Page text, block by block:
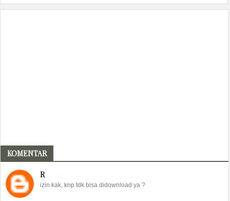
KOMENTAR
R
izin kak, knp tdk bisa didownload ya ?